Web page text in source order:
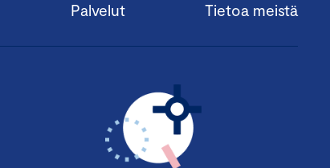
Palvelut Tietoa meistä